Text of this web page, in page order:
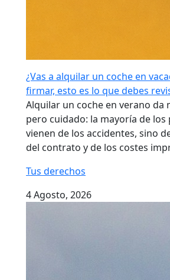
¿Vas a alquilar un coche en
firmar, esto es lo que debes
Alquilar un coche en verano da
pero cuidado: la mayoría de
vienen de los accidentes, sino
del contrato y de los costes
Tus derechos
4 Agosto, 2026